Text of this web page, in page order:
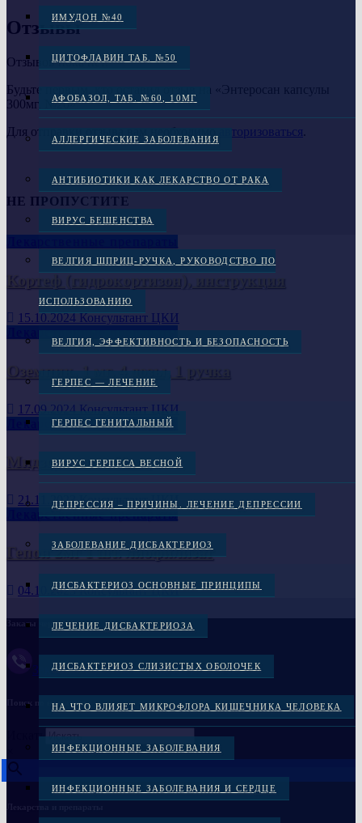
ИМУДОН №40
ЦИТОФЛАВИН ТАБ. №50
АФОБАЗОЛ, ТАБ. №60, 10МГ
АЛЛЕРГИЧЕСКИЕ ЗАБОЛЕВАНИЯ
АНТИБИОТИКИ КАК ЛЕКАРСТВО ОТ РАКА
ВИРУС БЕШЕНСТВА
ВЕЛГИЯ ШПРИЦ-РУЧКА, РУКОВОДСТВО ПО
ИСПОЛЬЗОВАНИЮ
ВЕЛГИЯ, ЭФФЕКТИВНОСТЬ И БЕЗОПАСНОСТЬ
ГЕРПЕС — ЛЕЧЕНИЕ
ГЕРПЕС ГЕНИТАЛЬНЫЙ
ВИРУС ГЕРПЕСА ВЕСНОЙ
ДЕПРЕССИЯ – ПРИЧИНЫ. ЛЕЧЕНИЕ ДЕПРЕССИИ
ЗАБОЛЕВАНИЕ ДИСБАКТЕРИОЗ
ДИСБАКТЕРИОЗ ОСНОВНЫЕ ПРИНЦИПЫ
ЛЕЧЕНИЕ ДИСБАКТЕРИОЗА
ДИСБАКТЕРИОЗ СЛИЗИСТЫХ ОБОЛОЧЕК
НА ЧТО ВЛИЯЕТ МИКРОФЛОРА КИШЕЧНИКА ЧЕЛОВЕКА
ИНФЕКЦИОННЫЕ ЗАБОЛЕВАНИЯ
ИНФЕКЦИОННЫЕ ЗАБОЛЕВАНИЯ И СЕРДЦЕ
Отзывы
Отзывов пока нет.
Будьте первым, кто оставил отзыв на «Энтеросан капсулы
300мг, №20»
Для отправки отзыва вам необходимо авторизоваться
НЕ ПРОПУСТИТЕ
Кортеф (гидрокортизон), инструкция
15.10.2024Консультант ЦКИ
Лекарственные препараты
Оземпик, 1 мг, 4 дозы, 1 ручка
17.09.2024 Консультант ЦКИ
Лекарственные препараты
Мидзо, капли 60 мг
21.11.2023Консультант ЦКИ
Лекарственные препараты
Гепон 2мг 1 шт. лиофилизат
04.10.2023Консультант ЦКИ
Заказы через Viber :
Заказать через Viber +38(097)-869-72-38
Поиск по названию
Искать